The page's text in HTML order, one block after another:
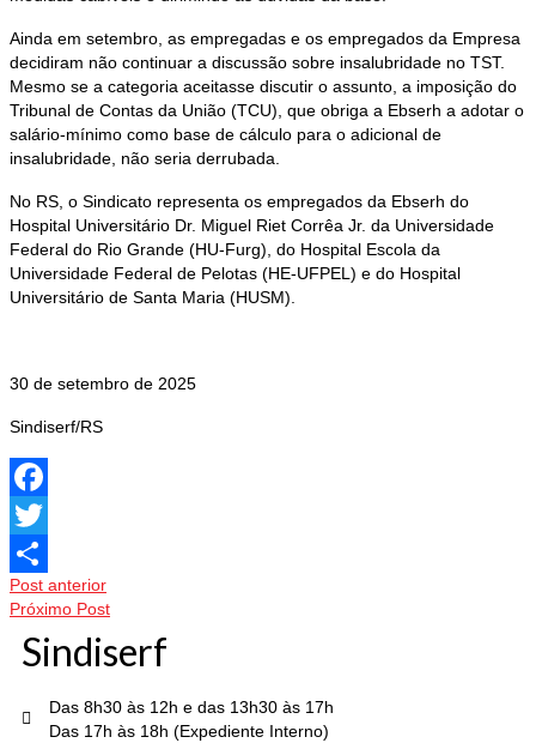
Ainda em setembro, as empregadas e os empregados da Empresa
decidiram não continuar a discussão sobre insalubridade no TST.
Mesmo se a categoria aceitasse discutir o assunto, a imposição do
Tribunal de Contas da União (TCU), que obriga a Ebserh a adotar o
salário-mínimo como base de cálculo para o adicional de
insalubridade, não seria derrubada.
No RS, o Sindicato representa os empregados da Ebserh do
Hospital Universitário Dr. Miguel Riet Corrêa Jr. da Universidade
Federal do Rio Grande (HU-Furg), do Hospital Escola da
Universidade Federal de Pelotas (HE-UFPEL) e do Hospital
Universitário de Santa Maria (HUSM).
30 de setembro de 2025
Sindiserf/RS
Facebook
Twitter
Share
Post anterior
Próximo Post
Sindiserf
Das 8h30 às 12h e das 13h30 às 17h
Das 17h às 18h (Expediente Interno)